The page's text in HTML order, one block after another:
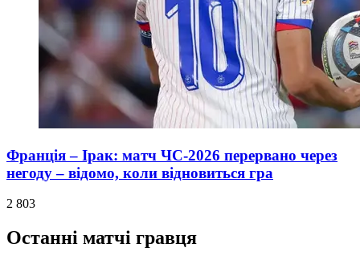
Франція – Ірак: матч ЧС-2026 перервано через
негоду – відомо, коли відновиться гра
2 803
Останні матчі гравця